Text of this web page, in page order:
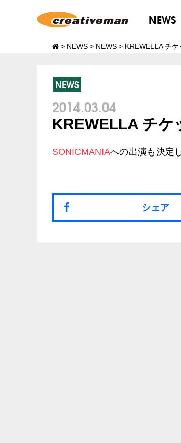
NEWS
> NEWS > NEWS > KREWELLA チケ
NEWS
2014.03.04
KREWELLA チケ
SONICMANIAへの出演も決定
シェア